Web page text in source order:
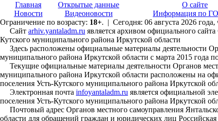
Главная Открытые данные
О сайте
Новости
Видеоновости
Информация по
Ограничение по возрасту: 18+. | Сегодня: 06 августа 2026
Сайт arhiv.yantaladm.ru является архивом официального
Кутского муниципального района Иркутской области
Здесь расположены официальные материалы деятельности
муниципального района Иркутской области с марта 2015 года
Текущие официальные материалы деятельности Органов
муниципального района Иркутской области расположены на
поселения Усть-Кутского муниципального района Иркутской
Электронная почта infoyantaladm.ru является официальной
поселения Усть-Кутского муниципального района Иркутской
Почтовый адрес Органов местного самоуправления
области для обращений граждан и юридических лиц